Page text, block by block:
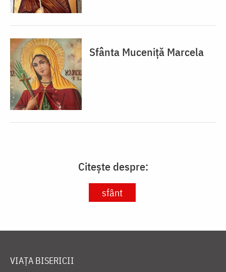
Sfânta Muceniță Marcela
Citește despre:
sfânt
VIAȚA BISERICII